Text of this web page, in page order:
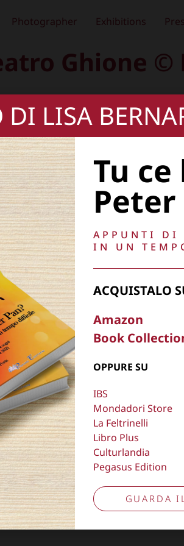
Photographer Exhibitions
Ghione
Copyright © 2026
Cookie Policy
Privacy Policy
Aggiorna preferenze tracciamento
DI LISA
Tu
Peter
APPUNTI DI
IN UN
ACQUISTALO
Amazon
Book
OPPURE SU
IBS
Mondadori Store
La Feltrinelli
Libro Plus
Culturlandia
Pegasus Edition
GUARDA